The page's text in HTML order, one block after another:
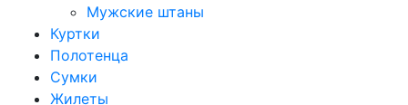
Мужские штаны
Куртки
Полотенца
Сумки
Жилеты